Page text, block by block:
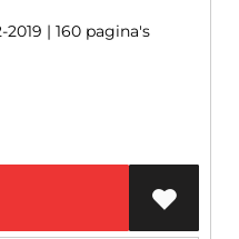
2019 | 160 pagina's